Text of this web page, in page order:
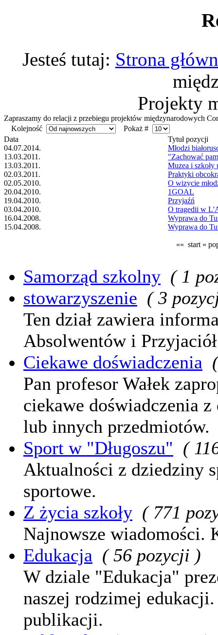
Jesteś tutaj: Strona
Projekty
Zapraszamy do relacji z przebiegu projektów międzynarodowych
Kolejność
Pokaż #
Data
Tytuł pozycji
04.07.2014.
Młodzi
13.03.2011.
"Zachować
13.03.2011.
Muzea i szkoły
02.03.2011.
Praktyki
02.05.2010.
O wizycie
20.04.2010.
1GOAL
19.04.2010.
Przyjaźń
03.04.2010.
O tragedii w
16.04.2008.
Wyprawa do
15.04.2008.
Wyprawa do
«« start «
Samorząd szkolny ( 1
stowarzyszenie ( 3
Ten dział zawiera
Absolwentów i
Ciekawe doświadczenia
Pan profesor Wałek
ciekawe doświadczenia
lub innych przedmiotów.
Sport w "Długoszu" (
Aktualności z dziedziny
sportowe.
Z życia szkoły ( 771
Najnowsze wiadomości.
Edukacja ( 56 pozycji )
W dziale "Edukacja"
naszej rodzimej
publikacji.